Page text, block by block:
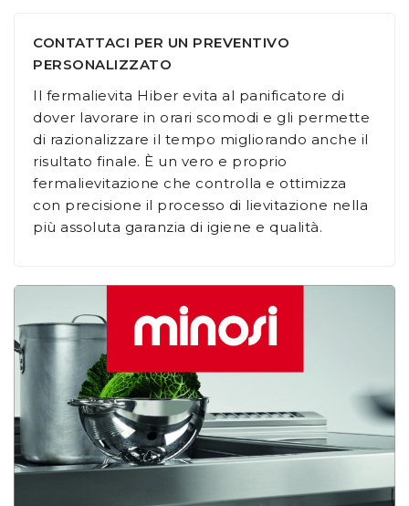
CONTATTACI PER UN PREVENTIVO
PERSONALIZZATO
Il fermalievita Hiber evita al panificatore di
dover lavorare in orari scomodi e gli permette
di razionalizzare il tempo migliorando anche il
risultato finale. È un vero e proprio
fermalievitazione che controlla e ottimizza
con precisione il processo di lievitazione nella
più assoluta garanzia di igiene e qualità.